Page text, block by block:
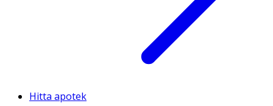
Hitta apotek